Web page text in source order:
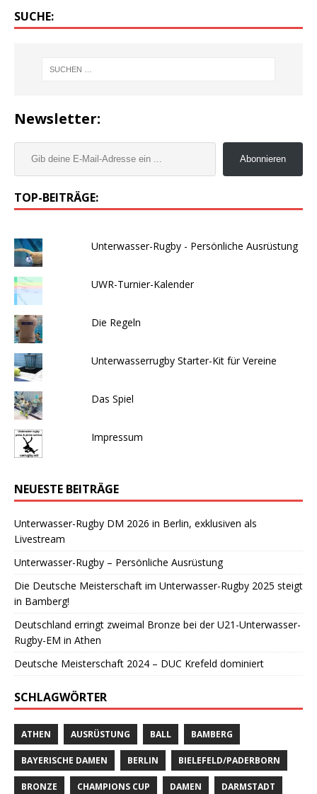
SUCHE:
Newsletter:
Abonnieren
TOP-BEITRÄGE:
Unterwasser-Rugby - Persönliche Ausrüstung
UWR-Turnier-Kalender
Die Regeln
Unterwasserrugby Starter-Kit für Vereine
Das Spiel
Impressum
NEUESTE BEITRÄGE
Unterwasser-Rugby DM 2026 in Berlin, exklusiven als
Livestream
Unterwasser-Rugby – Persönliche Ausrüstung
Die Deutsche Meisterschaft im Unterwasser-Rugby 2025 steigt
in Bamberg!
Deutschland erringt zweimal Bronze bei der U21-Unterwasser-
Rugby-EM in Athen
Deutsche Meisterschaft 2024 – DUC Krefeld dominiert
SCHLAGWÖRTER
ATHEN AUSRÜSTUNG BALL BAMBERG
BAYERISCHE DAMEN BERLIN BIELEFELD/PADERBORN
BRONZE CHAMPIONS CUP DAMEN DARMSTADT